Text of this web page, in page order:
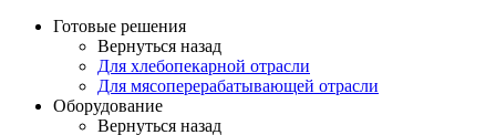
Готовые решения
Вернуться назад
Для хлебопекарной отрасли
Для мясоперерабатывающей отрасли
Оборудование
Вернуться назад